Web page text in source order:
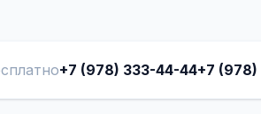
+7 (978) 333-44-44+7 (978)